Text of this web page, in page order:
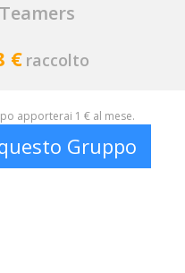
Teamers
€ raccolto
apporterai 1 € al mese.
Gruppo